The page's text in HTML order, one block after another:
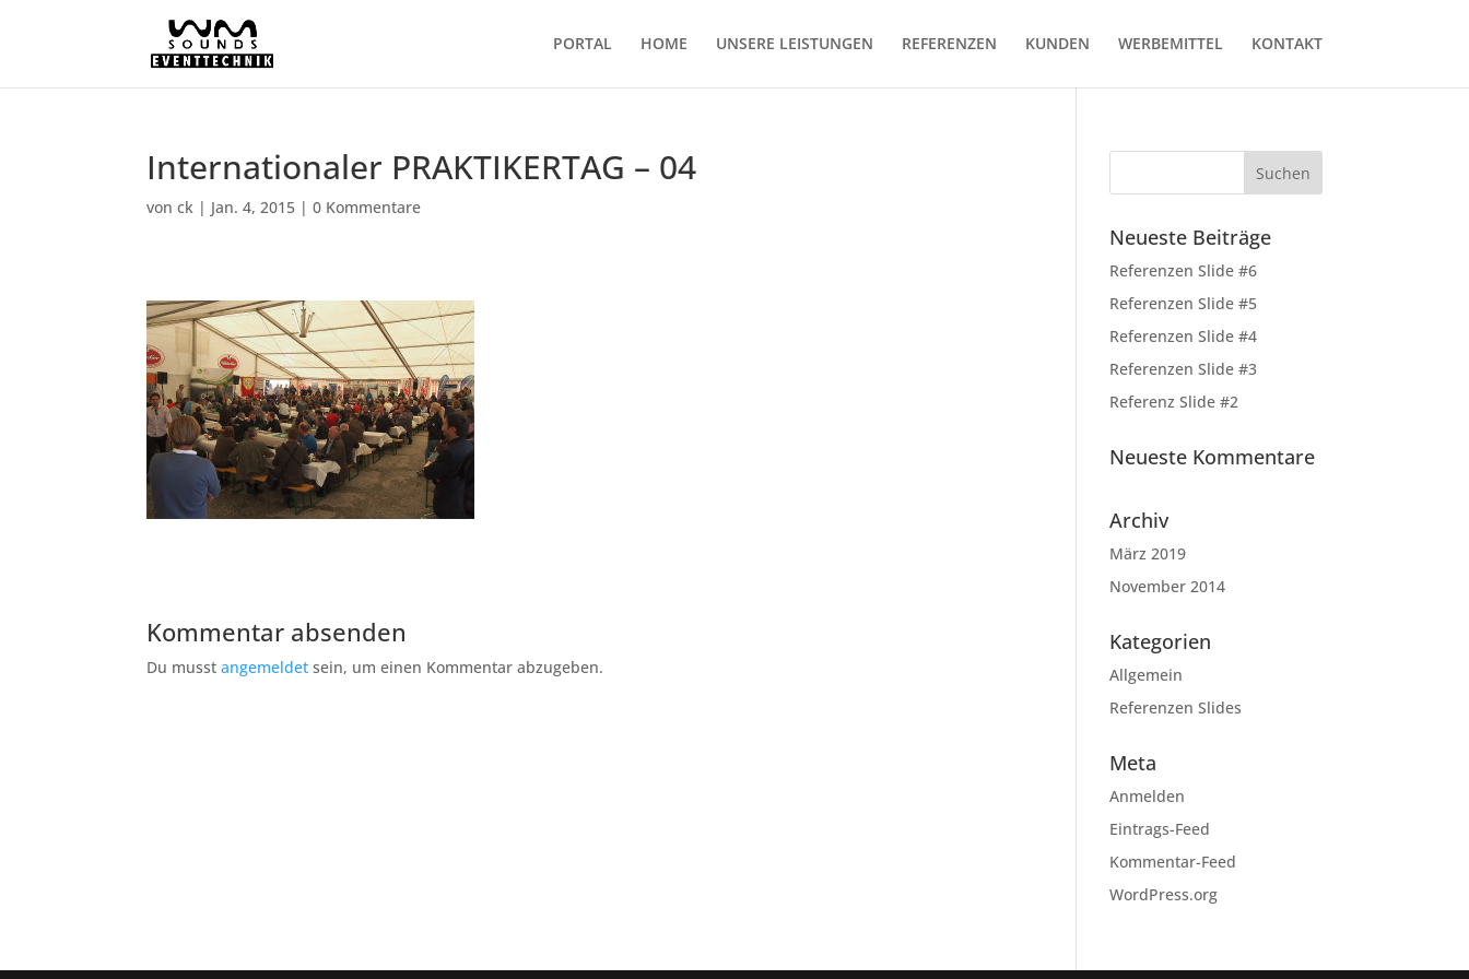
PORTAL HOME UNSERE LEISTUNGEN REFERENZEN KUNDEN WERBEMITTEL KONTAKT
Internationaler PRAKTIKERTAG – 04
vonck | Jan. 4, 2015 |0 Kommentare
Kommentar absenden
Du musstangemeldet sein, um einen Kommentar abzugeben.
Neueste Beiträge
Referenzen Slide #6
Referenzen Slide #5
Referenzen Slide #4
Referenzen Slide #3
Referenz Slide #2
Neueste Kommentare
Archiv
März 2019
November 2014
Kategorien
Allgemein
Referenzen Slides
Meta
Anmelden
Eintrags-Feed
Kommentar-Feed
WordPress.org